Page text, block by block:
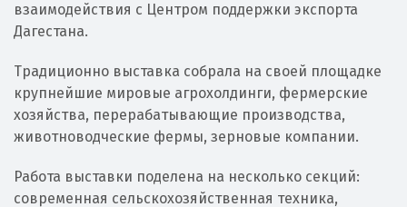
взаимодействия с Центром поддержки экспорта
Дагестана.
Традиционно выставка собрала на своей площадке
крупнейшие мировые агрохолдинги, фермерские
хозяйства, перерабатывающие производства,
животноводческие фермы, зерновые компании.
Работа выставки поделена на несколько секций:
современная сельскохозяйственная техника,